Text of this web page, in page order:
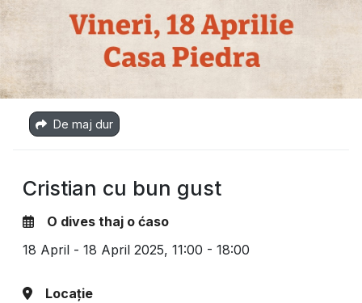
De maj dur
Cristian cu bun gust
O dives thaj o ćaso
18 April - 18 April 2025, 11:00 - 18:00
Locație